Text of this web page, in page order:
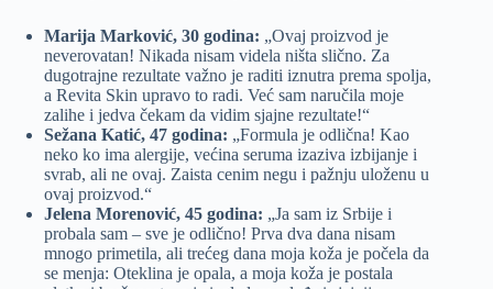
Marija Marković, 30 godina: „Ovaj proizvod je
neverovatan! Nikada nisam videla ništa slično. Za
dugotrajne rezultate važno je raditi iznutra prema spolja,
a Revita Skin upravo to radi. Već sam naručila moje
zalihe i jedva čekam da vidim sjajne rezultate!“
Sežana Katić, 47 godina: „Formula je odlična! Kao
neko ko ima alergije, većina seruma izaziva izbijanje i
svrab, ali ne ovaj. Zaista cenim negu i pažnju uloženu u
ovaj proizvod.“
Jelena Morenović, 45 godina: „Ja sam iz Srbije i
probala sam – sve je odlično! Prva dva dana nisam
mnogo primetila, ali trećeg dana moja koža je počela da
se menja: Oteklina je opala, a moja koža je postala